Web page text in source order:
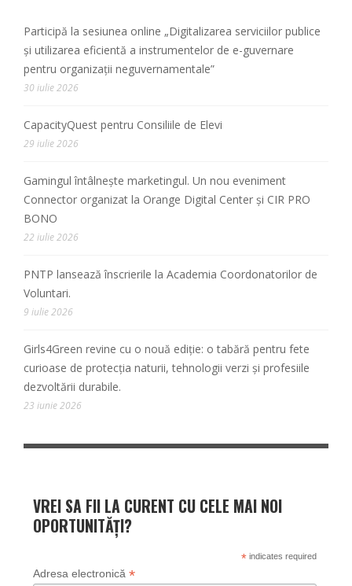
Participă la sesiunea online „Digitalizarea serviciilor publice
și utilizarea eficientă a instrumentelor de e-guvernare
pentru organizații neguvernamentale”
30 iulie 2026
CapacityQuest pentru Consiliile de Elevi
29 iulie 2026
Gamingul întâlnește marketingul. Un nou eveniment
Connector organizat la Orange Digital Center și CIR PRO
BONO
22 iulie 2026
PNTP lansează înscrierile la Academia Coordonatorilor de
Voluntari.
9 iulie 2026
Girls4Green revine cu o nouă ediție: o tabără pentru fete
curioase de protecția naturii, tehnologii verzi și profesiile
dezvoltării durabile.
23 iunie 2026
VREI SA FII LA CURENT CU CELE MAI NOI
OPORTUNITĂȚI?
*indicates required
Adresa electronică *